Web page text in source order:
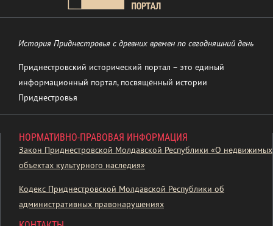
История Приднестровья с древних времен по сегодняшний день
Приднестровский исторический портал – это единый
информационный портал, посвящённый истории
Приднестровья
НОРМАТИВНО-ПРАВОВАЯ ИНФОРМАЦИЯ
Закон Приднестровской Молдавской Республики «О недвижимых
объектах культурного наследия»
Кодекс Приднестровской Молдавской Республики об
административных правонарушениях